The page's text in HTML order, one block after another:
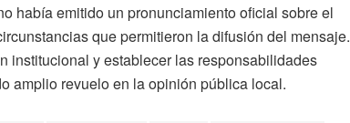
había emitido un pronunciamiento oficial sobre el
que permitieron la difusión del mensaje.
institucional y establecer las responsabilidades
amplio revuelo en la opinión pública local.